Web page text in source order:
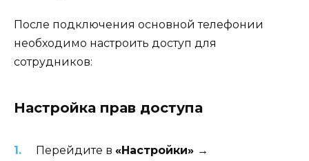
После подключения основной телефонии
необходимо настроить доступ для
сотрудников:
Настройка прав доступа
Перейдите в «Настройки» →